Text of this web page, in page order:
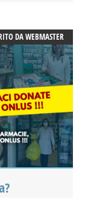
DAWEBMASTER